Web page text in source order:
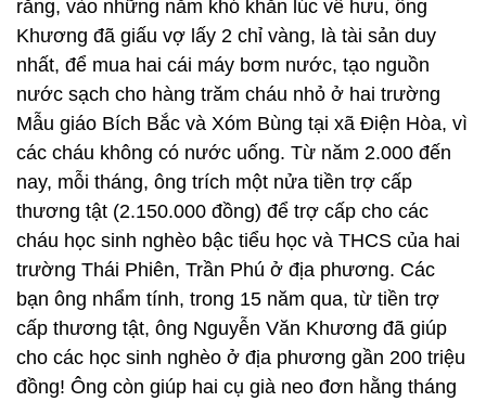
rằng, vào những năm khó khăn lúc về hưu, ông
Khương đã giấu vợ lấy 2 chỉ vàng, là tài sản duy
nhất, để mua hai cái máy bơm nước, tạo nguồn
nước sạch cho hàng trăm cháu nhỏ ở hai trường
Mẫu giáo Bích Bắc và Xóm Bùng tại xã Điện Hòa, vì
các cháu không có nước uống. Từ năm 2.000 đến
nay, mỗi tháng, ông trích một nửa tiền trợ cấp
thương tật (2.150.000 đồng) để trợ cấp cho các
cháu học sinh nghèo bậc tiểu học và THCS của hai
trường Thái Phiên, Trần Phú ở địa phương. Các
bạn ông nhẩm tính, trong 15 năm qua, từ tiền trợ
cấp thương tật, ông Nguyễn Văn Khương đã giúp
cho các học sinh nghèo ở địa phương gần 200 triệu
đồng! Ông còn giúp hai cụ già neo đơn hằng tháng